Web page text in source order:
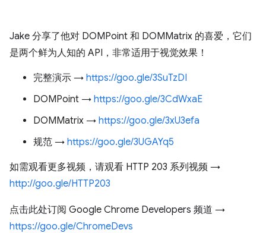
Jake 分享了他对 DOMPoint 和 DOMMatrix 的喜爱，它们
是两个鲜为人知的 API，非常适用于视觉效果！
完整演示 → https://goo.gle/3SuTzDI
DOMPoint → https://goo.gle/3CdWxaE
DOMMatrix → https://goo.gle/3xU3efa
规范 → https://goo.gle/3UGAYq5
如需观看更多视频，请观看 HTTP 203 系列视频 →
http://goo.gle/HTTP203
点击此处订阅 Google Chrome Developers 频道 →
https://goo.gle/ChromeDevs